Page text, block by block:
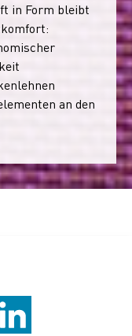
in Form bleibt
an den